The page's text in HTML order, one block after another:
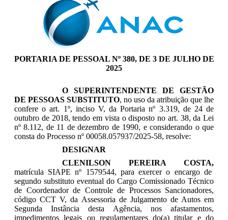
PORTARIA DE PESSOAL Nº 380, DE 3 DE JULHO DE
2025
O SUPERINTENDENTE DE GESTÃO
DE PESSOAS SUBSTITUTO, no uso da atribuição que lhe
confereo art. 1º, inciso V, da Portaria nº 3.319, de 24 de
outubro de 2018, tendo em vista o disposto no art. 38, da Lei
nº 8.112, de 11 de dezembro de 1990, econsiderando o que
consta do Processo nº 00058.057937/2025-58, resolve:
DESIGNAR
CLENILSON PEREIRA COSTA,
matrícula SIAPE nº 1579544, para exercer o encargo de
segundo substituto eventual do Cargo Comissionado Técnico
de Coordenador de Controle de Processos Sancionadores,
código CCT V, da Assessoria de Julgamento de Autos em
Segunda Instânciadesta Agência, nos afastamentos,
impedimentos legais ou regulamentares do(a) titular e do